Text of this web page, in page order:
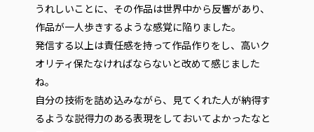
うれしいことに、その作品は世界中から反響があり、
作品が一人歩きするような感覚に陥りました。
発信する以上は責任感を持って作品作りをし、高いク
オリティ保たなければならないと改めて感じました
ね。
自分の技術を詰め込みながら、見てくれた人が納得す
るような説得力のある表現をしておいてよかったなと